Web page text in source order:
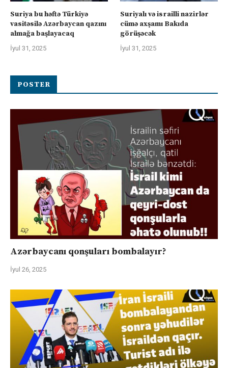
Suriya bu həftə Türkiyə
vasitəsilə Azərbaycan qazını
almağa başlayacaq
İyul 31, 2025
Suriyalı və israilli nazirlər
cümə axşamı Bakıda
görüşəcək
İyul 31, 2025
POSTER
Azərbaycanı qonşuları bombalayır?
İyul 26, 2025